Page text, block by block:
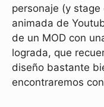
personaje (y
animada de
de un MOD con
lograda, que
diseño bastante
encontraremos